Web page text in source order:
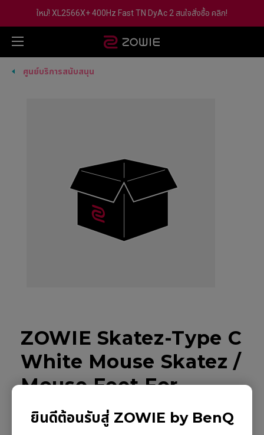
ยินดีต้อนรับสู่ ZOWIE by BenQ
ใหม่! XL2566X+ 400Hz Fast TN DyAc 2 สนใจสั่งซื้อ คลิก!
ศูนย์บริการสนับสนุน
ZOWIE Skatez-Type C
White Mouse Skatez /
Mouse Feet For
Esports